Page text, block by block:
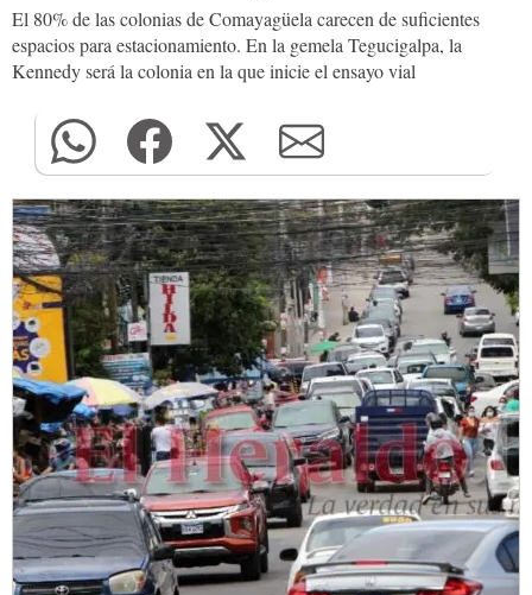
El 80% de las colonias de Comayagüela carecen de suficientes
espacios para estacionamiento. En la gemela Tegucigalpa, la
Kennedy será la colonia en la que inicie el ensayo vial